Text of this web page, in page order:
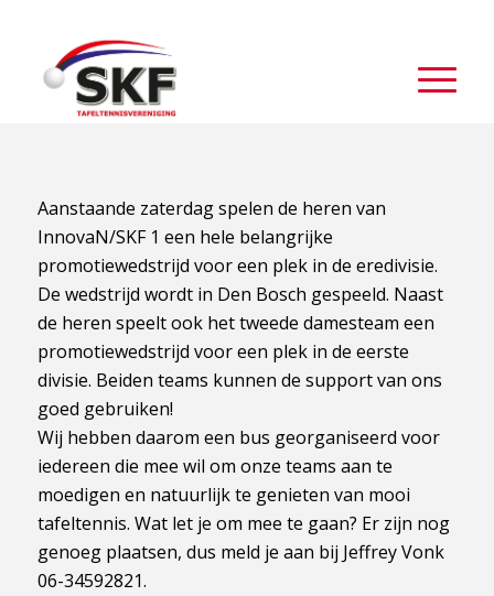
Aanstaande zaterdag spelen de heren van
InnovaN/SKF 1 een hele belangrijke
promotiewedstrijd voor een plek in de eredivisie.
De wedstrijd wordt in Den Bosch gespeeld. Naast
de heren speelt ook het tweede damesteam een
promotiewedstrijd voor een plek in de eerste
divisie. Beiden teams kunnen de support van ons
goed gebruiken!
Wij hebben daarom een bus georganiseerd voor
iedereen die mee wil om onze teams aan te
moedigen en natuurlijk te genieten van mooi
tafeltennis. Wat let je om mee te gaan? Er zijn nog
genoeg plaatsen, dus meld je aan bij Jeffrey Vonk
06-34592821.